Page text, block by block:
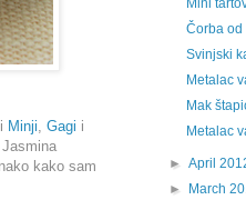
Minji, Gagi i
kako sam
Mini
Čorba od
Svinjski
Metalac
Mak
Metalac
►April
►
March